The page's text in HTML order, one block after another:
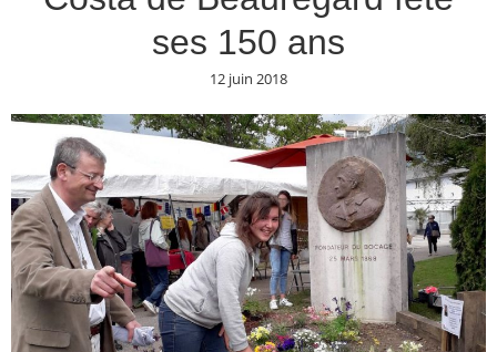
ses 150 ans
12 juin 2018